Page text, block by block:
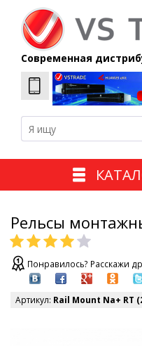
Современная
Рельсы
Понравилось? Расскажи
Артикул: Rail Mount Na+ RT